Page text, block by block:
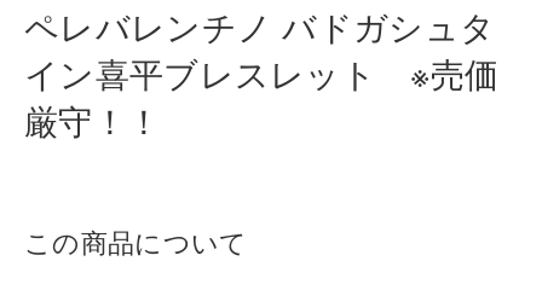
ペレバレンチノ バドガシュタ
イン喜平ブレスレット ※売価
厳守！！
この商品について